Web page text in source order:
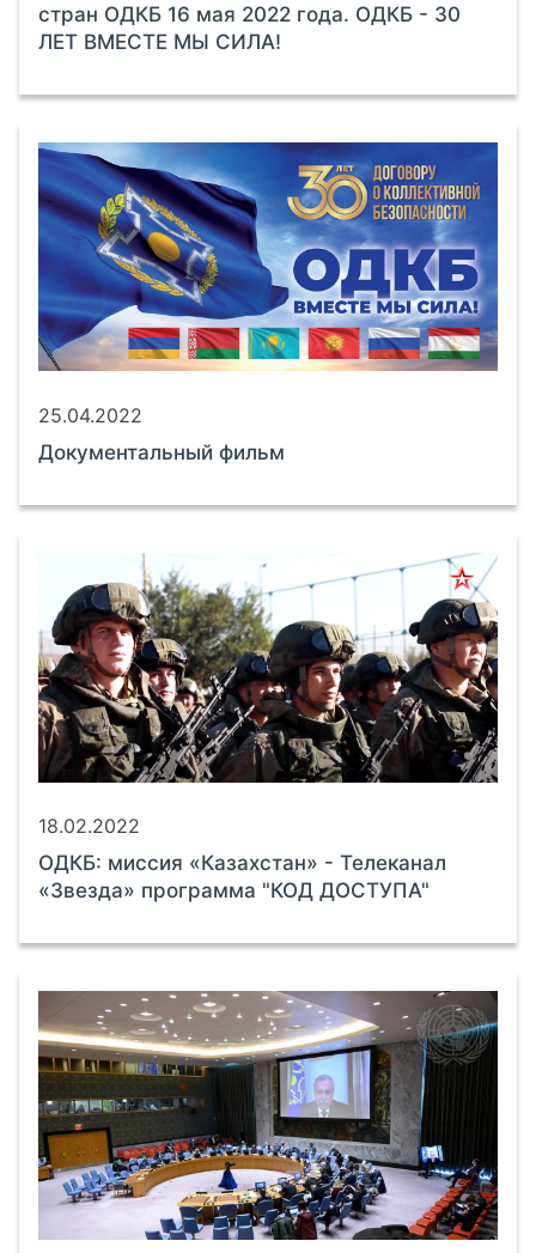
стран ОДКБ 16 мая 2022 года. ОДКБ - 30
ЛЕТ ВМЕСТЕ МЫ СИЛА!
25.04.2022
Документальный фильм
18.02.2022
ОДКБ: миссия «Казахстан» - Телеканал
«Звезда» программа "КОД ДОСТУПА"